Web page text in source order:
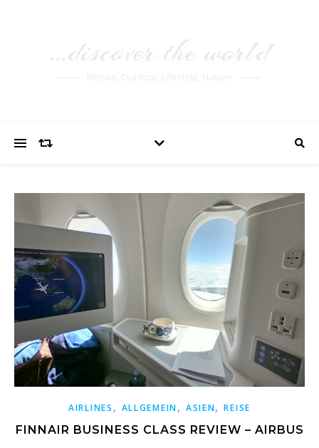
AIRLINES , ALLGEMEIN, ASIEN,REISE
FINNAIR BUSINESS CLASS REVIEW – AIRBUS